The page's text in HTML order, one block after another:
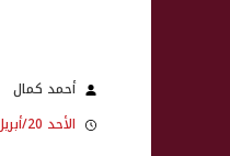
أحمد كمال
الأحد 20/أبريل/2025 - 11:27 ص